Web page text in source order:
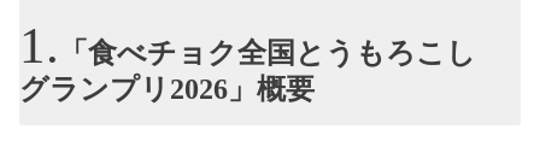
「食べチョク全国とうもろこし
グランプリ2026」概要